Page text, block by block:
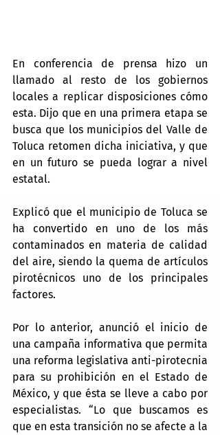
En conferencia de prensa hizo un
llamado al resto de los gobiernos
locales a replicar disposiciones cómo
esta. Dijo que en una primera etapa se
busca que los municipios del Valle de
Toluca retomen dicha iniciativa, y que
en un futuro se pueda lograr a nivel
estatal.
Explicó que el municipio de Toluca se
ha convertido en uno de los más
contaminados en materia de calidad
del aire, siendo la quema de artículos
pirotécnicos uno de los principales
factores.
Por lo anterior, anunció el inicio de
una campaña informativa que permita
una reforma legislativa anti-pirotecnia
para su prohibición en el Estado de
México, y que ésta se lleve a cabo por
especialistas. “Lo que buscamos es
que en esta transición no se afecte a la